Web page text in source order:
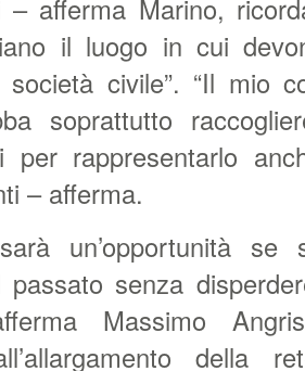
afferma Marino,
il luogo in cui
civile”. “Il mio
soprattutto
per rappresentarlo
– afferma.
un’opportunità se
passato senza
Massimo
della